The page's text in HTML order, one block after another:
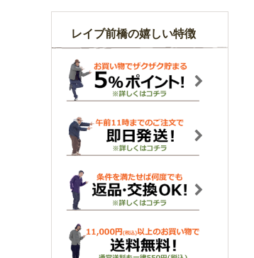
レイブ前橋の嬉しい特徴